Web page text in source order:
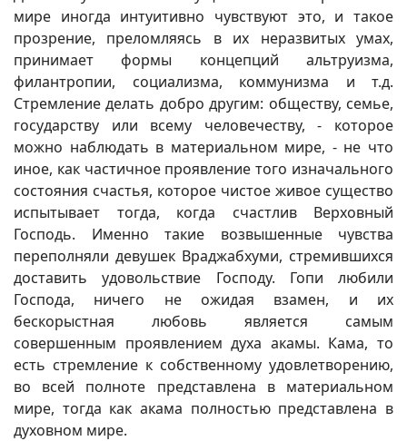
мире иногда интуитивно чувствуют это, и такое
прозрение, преломляясь в их неразвитых умах,
принимает формы концепций альтруизма,
филантропии, социализма, коммунизма и т.д.
Стремление делать добро другим: обществу, семье,
государству или всему человечеству, - которое
можно наблюдать в материальном мире, - не что
иное, как частичное проявление того изначального
состояния счастья, которое чистое живое существо
испытывает тогда, когда счастлив Верховный
Господь. Именно такие возвышенные чувства
переполняли девушек Враджабхуми, стремившихся
доставить удовольствие Господу. Гопи любили
Господа, ничего не ожидая взамен, и их
бескорыстная любовь является самым
совершенным проявлением духа акамы. Кама, то
есть стремление к собственному удовлетворению,
во всей полноте представлена в материальном
мире, тогда как акама полностью представлена в
духовном мире.